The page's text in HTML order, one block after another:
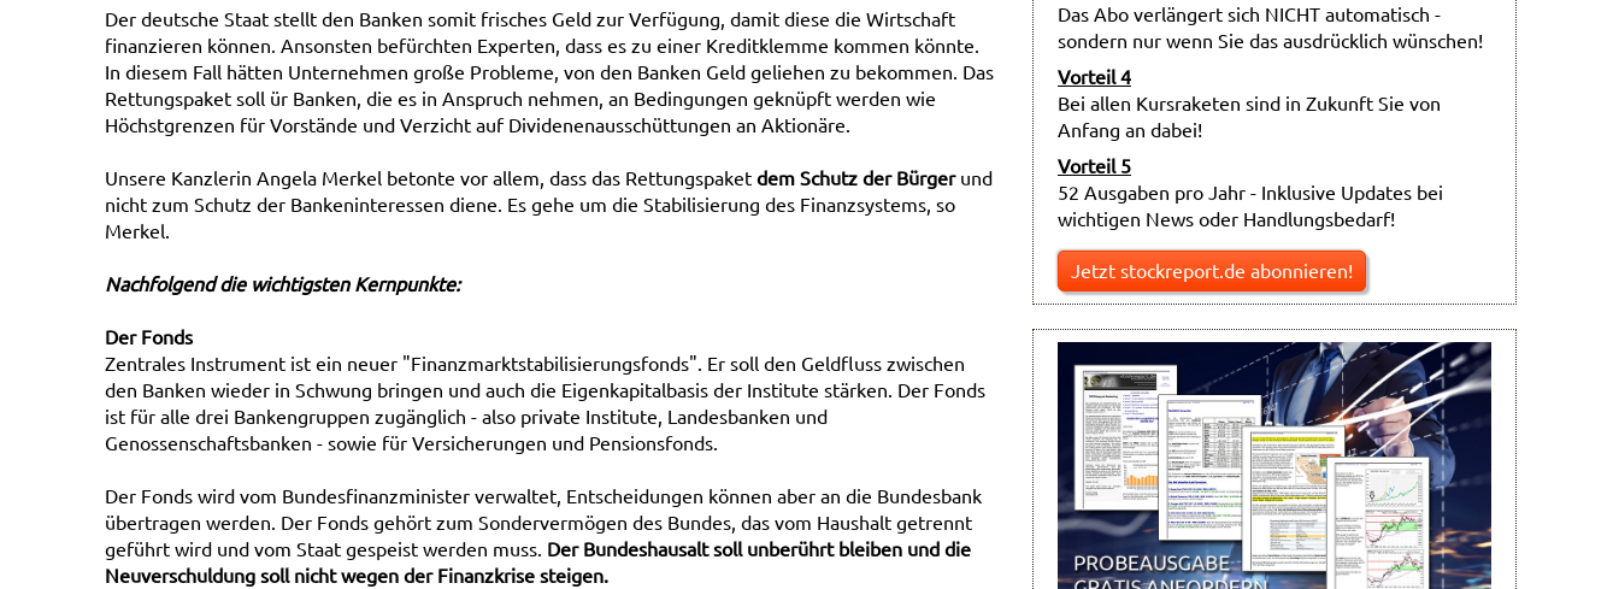
Der deutsche Staat stellt den Banken somit frisches Geld zur Verfügung, damit diese die Wirtschaft
finanzieren können. Ansonsten befürchten Experten, dass es zu einer Kreditklemme kommen könnte.
In diesem Fall hätten Unternehmen große Probleme, von den Banken Geld geliehen zu bekommen. Das
Rettungspaket soll ür Banken, die es in Anspruch nehmen, an Bedingungen geknüpft werden wie
Höchstgrenzen für Vorstände und Verzicht auf Dividenenausschüttungen an Aktionäre.
Unsere Kanzlerin Angela Merkel betonte vor allem, dass das Rettungspaket dem Schutz der Bürgerund
nicht zum Schutz der Bankeninteressen diene. Es gehe um die Stabilisierung des Finanzsystems, so
Merkel.
Nachfolgend die wichtigsten Kernpunkte:
Der Fonds
Zentrales Instrument ist ein neuer "Finanzmarktstabilisierungsfonds". Er soll den Geldfluss zwischen
den Banken wieder in Schwung bringen und auch die Eigenkapitalbasis der Institute stärken. Der Fonds
ist für alle drei Bankengruppen zugänglich - also private Institute, Landesbanken und
Genossenschaftsbanken - sowie für Versicherungen und Pensionsfonds.
Der Fonds wird vom Bundesfinanzminister verwaltet, Entscheidungen können aber an die Bundesbank
übertragen werden. Der Fonds gehört zum Sondervermögen des Bundes, das vom Haushalt getrennt
geführt wird und vom Staat gespeist werden muss. Der Bundeshausalt soll unberührt bleiben und die
Neuverschuldung soll nicht wegen der Finanzkrise steigen.
Das Abo verlängert sich NICHT automatisch -
sondern nur wenn Sie das ausdrücklich wünschen!
Vorteil 4
Bei allen Kursraketen sind in Zukunft Sie von
Anfang an dabei!
Vorteil 5
52 Ausgaben pro Jahr - Inklusive Updates bei
wichtigen News oder Handlungsbedarf!
Jetzt stockreport.de abonnieren!